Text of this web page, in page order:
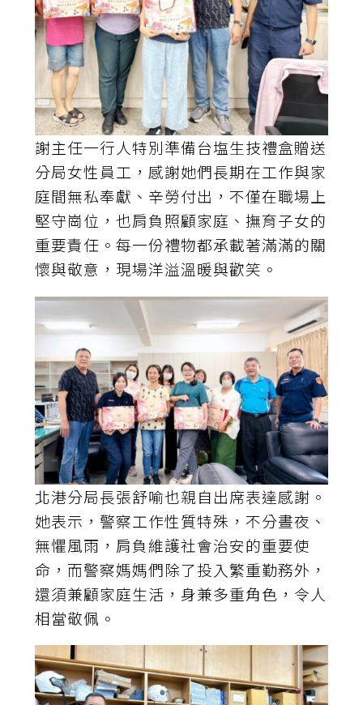
謝主任一行人特別準備台塩生技禮盒贈送
分局女性員工，感謝她們長期在工作與家
庭間無私奉獻、辛勞付出，不僅在職場上
堅守崗位，也肩負照顧家庭、撫育子女的
重要責任。每一份禮物都承載著滿滿的關
懷與敬意，現場洋溢溫暖與歡笑。
北港分局長張舒喻也親自出席表達感謝。
她表示，警察工作性質特殊，不分晝夜、
無懼風雨，肩負維護社會治安的重要使
命，而警察媽媽們除了投入繁重勤務外，
還須兼顧家庭生活，身兼多重角色，令人
相當敬佩。